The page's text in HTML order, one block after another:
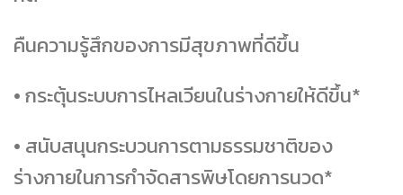
คืนความรู้สึกของการมีสุขภาพที่ดีขึ้น
• กระตุ้นระบบการไหลเวียนในร่างกายให้ดีขึ้น*
• สนับสนุนกระบวนการตามธรรมชาติของ
ร่างกายในการกำจัดสารพิษโดยการนวด*